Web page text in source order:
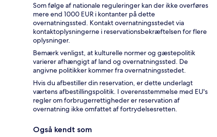
Som følge af nationale reguleringer kan der ikke overføres
mere end 1000 EUR i kontanter på dette
overnatningssted. Kontakt overnatningsstedet via
kontaktoplysningerne i reservationsbekræftelsen for flere
oplysninger.
Bemærk venligst, at kulturelle normer og gæstepolitik
varierer afhængigt af land og overnatningssted. De
angivne politikker kommer fra overnatningsstedet.
Hvis du afbestiller din reservation, er dette underlagt
værtens afbestillingspolitik. I overensstemmelse med EU's
regler om forbrugerrettigheder er reservation af
overnatning ikke omfattet af fortrydelsesretten.
Også kendt som